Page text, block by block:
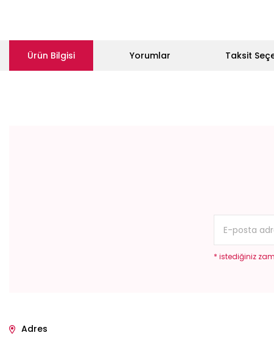
Ürün Bilgisi Yorumlar Taksit
* istediğiniz
Adres